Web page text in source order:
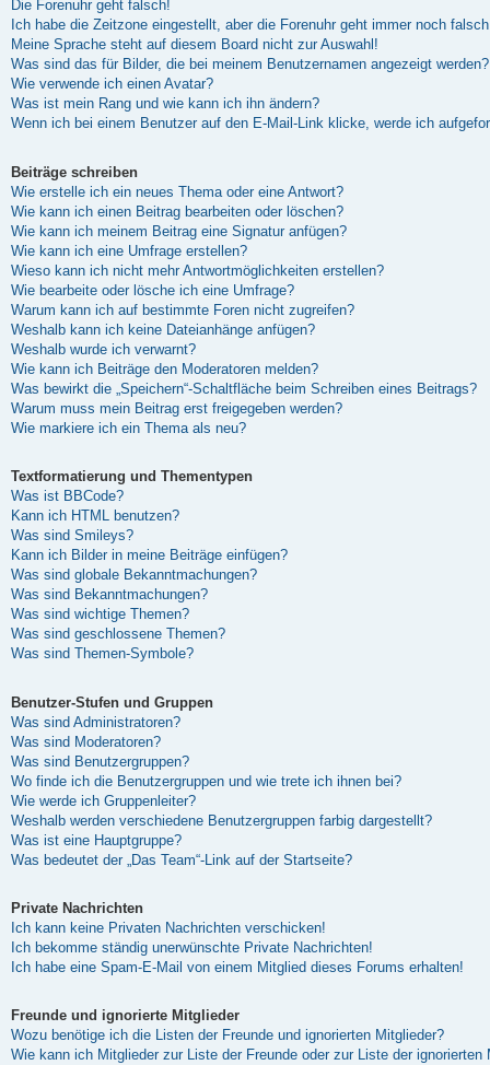
Die Forenuhr geht falsch!
Ich habe die Zeitzone eingestellt, aber die Forenuhr geht immer noch
Meine Sprache steht auf diesem Board nicht zur Auswahl!
Was sind das für Bilder, die bei meinem Benutzernamen angezeigt werden?
Wie verwende ich einen Avatar?
Was ist mein Rang und wie kann ich ihn ändern?
Wenn ich bei einem Benutzer auf den E-Mail-Link klicke, werde ich
Beiträge schreiben
Wie erstelle ich ein neues Thema oder eine Antwort?
Wie kann ich einen Beitrag bearbeiten oder löschen?
Wie kann ich meinem Beitrag eine Signatur anfügen?
Wie kann ich eine Umfrage erstellen?
Wieso kann ich nicht mehr Antwortmöglichkeiten erstellen?
Wie bearbeite oder lösche ich eine Umfrage?
Warum kann ich auf bestimmte Foren nicht zugreifen?
Weshalb kann ich keine Dateianhänge anfügen?
Weshalb wurde ich verwarnt?
Wie kann ich Beiträge den Moderatoren melden?
Was bewirkt die „Speichern“-Schaltfläche beim Schreiben eines Beitrags?
Warum muss mein Beitrag erst freigegeben werden?
Wie markiere ich ein Thema als neu?
Textformatierung und Thementypen
Was ist BBCode?
Kann ich HTML benutzen?
Was sind Smileys?
Kann ich Bilder in meine Beiträge einfügen?
Was sind globale Bekanntmachungen?
Was sind Bekanntmachungen?
Was sind wichtige Themen?
Was sind geschlossene Themen?
Was sind Themen-Symbole?
Benutzer-Stufen und Gruppen
Was sind Administratoren?
Was sind Moderatoren?
Was sind Benutzergruppen?
Wo finde ich die Benutzergruppen und wie trete ich ihnen bei?
Wie werde ich Gruppenleiter?
Weshalb werden verschiedene Benutzergruppen farbig dargestellt?
Was ist eine Hauptgruppe?
Was bedeutet der „Das Team“-Link auf der Startseite?
Private Nachrichten
Ich kann keine Privaten Nachrichten verschicken!
Ich bekomme ständig unerwünschte Private Nachrichten!
Ich habe eine Spam-E-Mail von einem Mitglied dieses Forums erhalten!
Freunde und ignorierte Mitglieder
Wozu benötige ich die Listen der Freunde und ignorierten Mitglieder?
Wie kann ich Mitglieder zur Liste der Freunde oder zur Liste der